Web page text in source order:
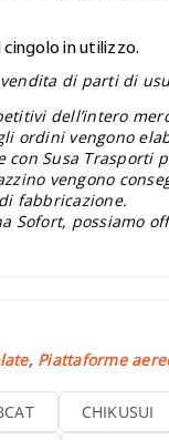
in utilizzo.
di parti di
dell’intero
ordini vengono
con Susa Trasporti
vengono
fabbricazione.
Sofort, possiamo
, Piattaforme
CHIKUSUI